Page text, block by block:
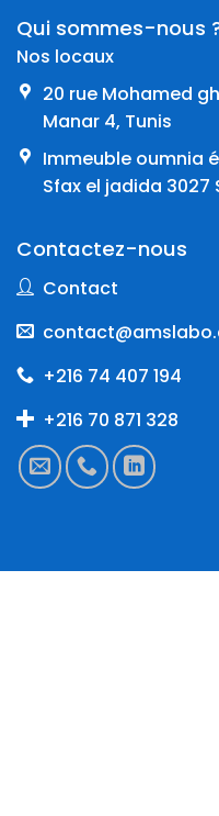
Qui sommes-nous
Nos locaux
20 rue Mohamed
Manar 4, Tunis
Immeuble oumnia
Sfax el jadida 3027
Contactez-nous
Contact
+216 74 407 194
+216 70 871 328